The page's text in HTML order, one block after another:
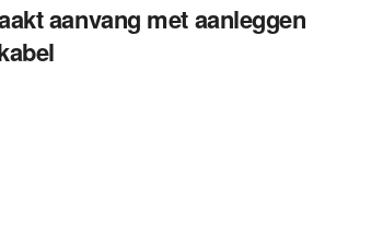
aanvang met aanleggen